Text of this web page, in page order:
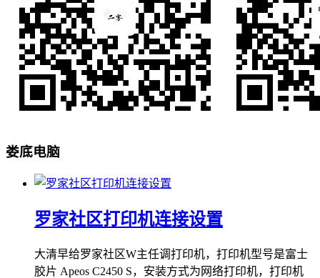
娄底电脑
罗家社区打印机连接设置
大清早给罗家社区W主任调打印机，打印机型号是富士
胶片 Apeos C2450 S，安装方式为网络打印机，打印机